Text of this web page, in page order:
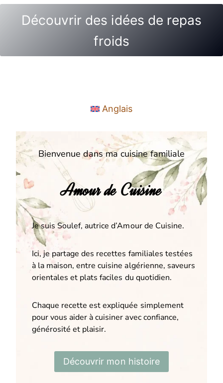
Découvrir des idées de repas
froids
Anglais
Bienvenue dans ma cuisine familiale
Amour de Cuisine
Je suis Soulef, autrice d’Amour de Cuisine.
Ici, je partage des recettes familiales testées
à la maison, entre cuisine algérienne, saveurs
orientales et plats faciles du quotidien.
Chaque recette est expliquée simplement
pour vous aider à cuisiner avec confiance,
générosité et plaisir.
Découvrir mon histoire